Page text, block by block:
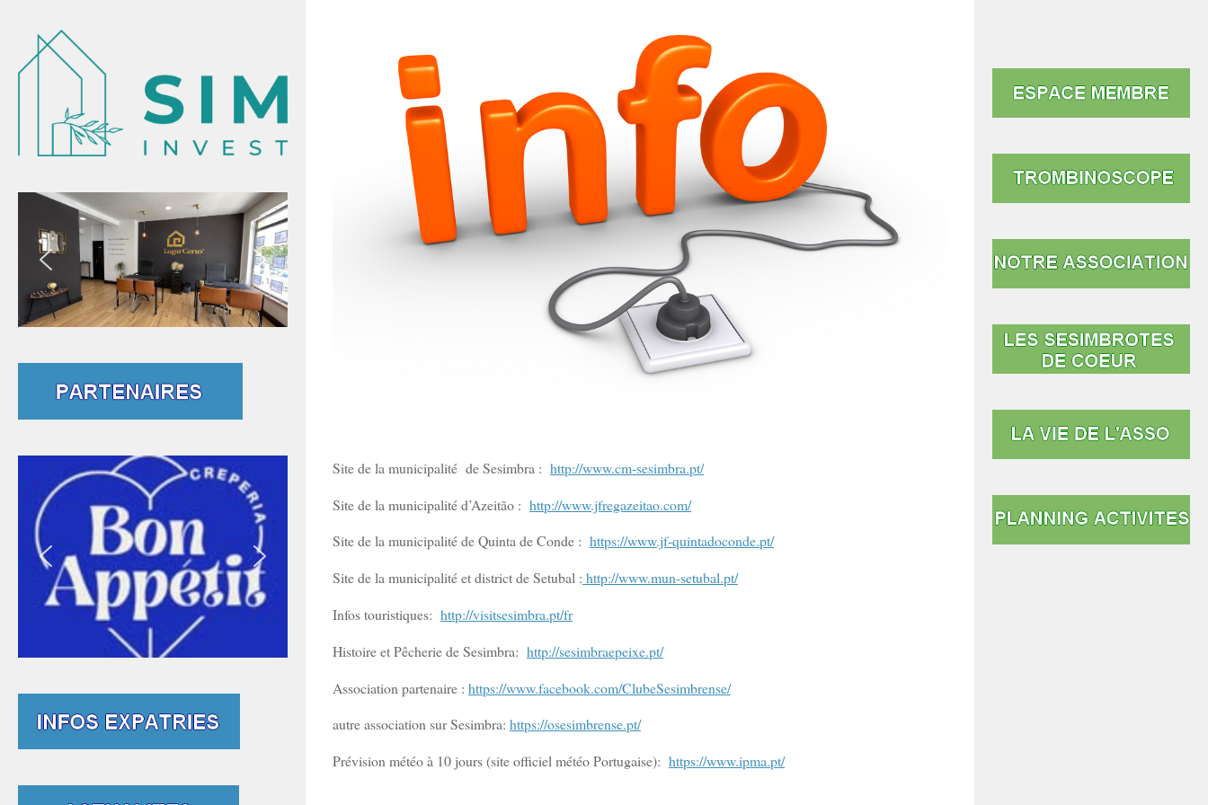
Site de la municipalité de Sesimbra : http://www.cm-sesimbra.pt/
Site de la municipalité d’Azeitão : http://www.jfregazeitao.com/
Site de la municipalité de Quinta de Conde : https://www.jf-quintadoconde.pt/
Site de la municipalité et district de Setubal : http://www.mun-setubal.pt/
Infos touristiques: http://visitsesimbra.pt/fr
Histoire et Pêcherie de Sesimbra: http://sesimbraepeixe.pt/
Association partenaire : https://www.facebook.com/ClubeSesimbrense/
autre association sur Sesimbra: https://osesimbrense.pt/
Prévision météo à 10 jours (site officiel météo Portugaise): https://www.ipma.pt/